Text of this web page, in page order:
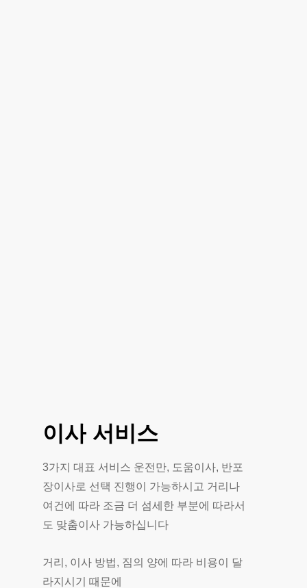
이사 서비스
3가지 대표 서비스 운전만, 도움이사, 반포
장이사로 선택 진행이 가능하시고 거리나
여건에 따라 조금 더 섬세한 부분에 따라서
도 맞춤이사 가능하십니다
거리, 이사 방법, 짐의 양에 따라 비용이 달
라지시기 때문에